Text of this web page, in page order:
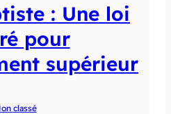
: Une loi
pour
supérieur
classé